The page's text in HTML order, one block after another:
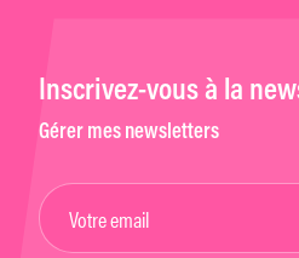
Inscrivez-vous à la
Gérer mes newsletters